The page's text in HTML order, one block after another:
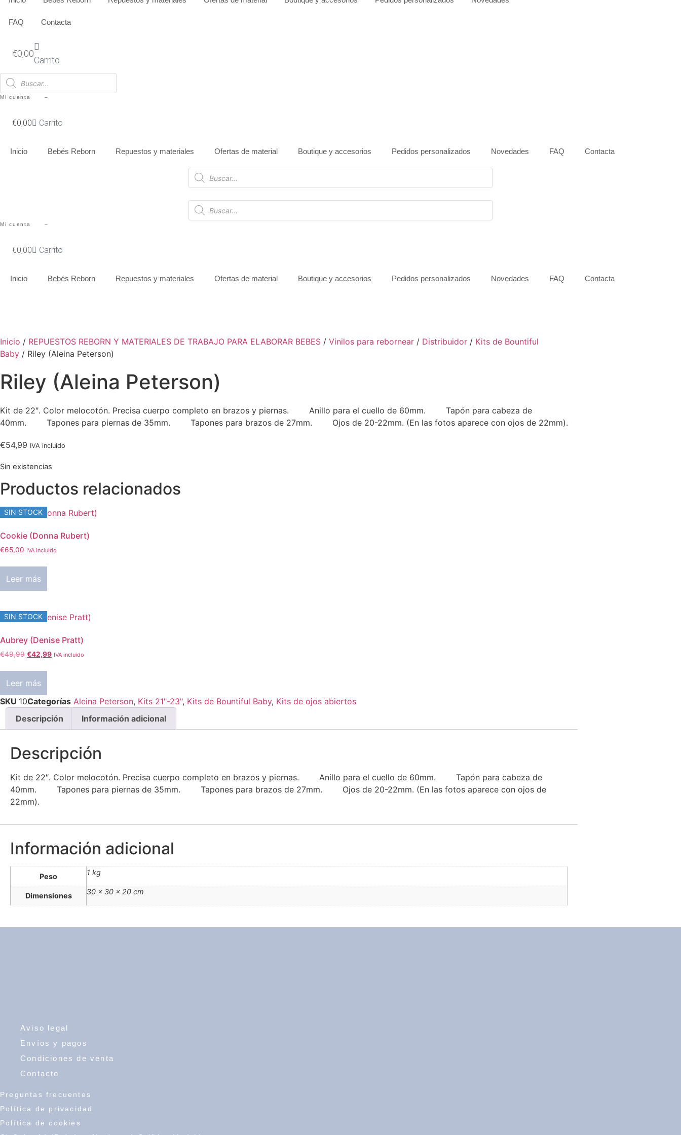
FAQ Contacta
€0,00
Carrito
Búsqueda
de
productos
Mi cuenta –
€0,00 Carrito
Inicio Bebés Reborn Repuestos y materiales Ofertas de material Boutique y accesorios Pedidos personalizados Novedades FAQ Contacta
Búsqueda
de
productos
Búsqueda
de
productos
Mi cuenta –
€0,00 Carrito
Inicio Bebés Reborn Repuestos y materiales Ofertas de material Boutique y accesorios Pedidos personalizados Novedades FAQ Contacta
Inicio / REPUESTOS REBORN Y MATERIALES DE TRABAJO PARA ELABORAR BEBES / Vinilos para rebornear / Distribuidor / Kits de Bountiful
Baby / Riley (Aleina Peterson)
Riley (Aleina Peterson)
Kit de 22″. Color melocotón. Precisa cuerpo completo en brazos y piernas. Anillo para el cuello de 60mm. Tapón para cabeza de
40mm. Tapones para piernas de 35mm. Tapones para brazos de 27mm. Ojos de 20-22mm. (En las fotos aparece con ojos de 22mm).
€54,99 IVA incluido
Sin existencias
Productos relacionados
SIN STOCK
Cookie (Donna Rubert)
€65,00 IVA incluido
Leer más
SIN STOCK
Aubrey (Denise Pratt)
€49,99 El
era:
€49,99.
€42,99ElIVA incluido
Leer más
SKU 10Categorías Aleina Peterson, Kits 21"-23", Kits de Bountiful Baby, Kits de ojos abiertos
Descripción
Información adicional
Descripción
Kit de 22″. Color melocotón. Precisa cuerpo completo en brazos y piernas. Anillo para el cuello de 60mm. Tapón para cabeza de
40mm. Tapones para piernas de 35mm. Tapones para brazos de 27mm. Ojos de 20-22mm. (En las fotos aparece con ojos de
22mm).
Información adicional
Peso 1 kg
Dimensiones 30 × 30 × 20 cm
Aviso legal
Envíos y pagos
Condiciones de venta
Contacto
Preguntas frecuentes
Política de privacidad
Política de cookies